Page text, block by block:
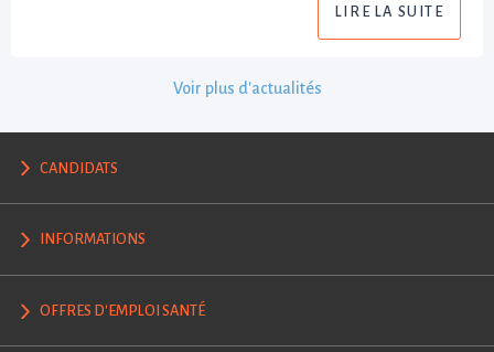
LIRE LA SUITE
Voir plus d'actualités
CANDIDATS
INFORMATIONS
OFFRES D'EMPLOI SANTÉ